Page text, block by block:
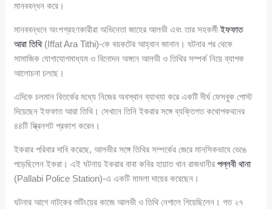
মানববন্ধন করে।
মানববন্ধনে অংশগ্রহণকারীরা অভিনেতা জাহের আলভী এবং তার সহকর্মীইফফাত
আরা তিথি(Iffat Ara Tithi)-কে বয়কটের আহ্বান জানান। ঘটনার পর থেকে
সামাজিক যোগাযোগমাধ্যম ও বিনোদন অঙ্গনে আলভী ও তিথির সম্পর্ক নিয়ে ব্যাপক
আলোচনা চলছে।
এদিকে চলমান বিতর্কের মধ্যে নিজের অবস্থান ব্যাখ্যা করে একটি দীর্ঘ ফেসবুক পোস্ট
দিয়েছেন ইফফাত আরা তিথি। সেখানে তিনি ইকরার সঙ্গে ব্যক্তিগত কথোপকথনের
৪৪টি স্ক্রিনশট প্রকাশ করেন।
ইকরার পরিবার দাবি করেছে, আলভীর সঙ্গে তিথির সম্পর্কের জেরে মানসিকভাবে ভেঙে
পড়েছিলেন ইকরা। এই ঘটনায় ইকরার বাবা কবির হায়াত খান রাজধানীরপল্লবী থানা
(Pallabi Police Station)-এ একটি মামলা দায়ের করেছেন।
ঘটনার আগে নাটকের শুটিংয়ের কাজে আলভী ও তিথি নেপালে গিয়েছিলেন। গত ২৭